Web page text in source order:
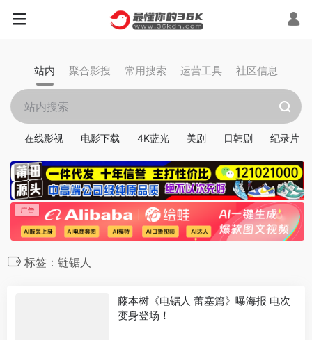
站内 聚合影搜 常用搜索 运营工具 社区信息
在线影视 电影下载 4K蓝光 美剧 日韩剧 纪录片
标签：链锯人
藤本树《电锯人 蕾塞篇》曝海报 电次
变身登场！